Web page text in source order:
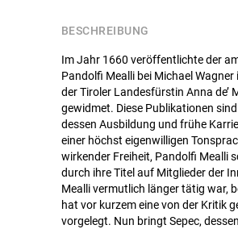
BESCHREIBUNG
Im Jahr 1660 veröffentlichte der
Pandolfi Mealli bei Michael
der Tiroler Landesfürstin Anna de’
gewidmet. Diese Publikationen
dessen Ausbildung und frühe
einer höchst eigenwilligen
wirkender Freiheit, Pandolfi Mealli
durch ihre Titel auf Mitglieder der
Mealli vermutlich länger tätig war,
hat vor kurzem eine von der Kritik
vorgelegt. Nun bringt Sepec,